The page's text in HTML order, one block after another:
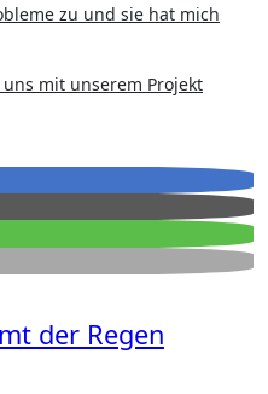
zu und sie hat mich
mit unserem Projekt
der Regen